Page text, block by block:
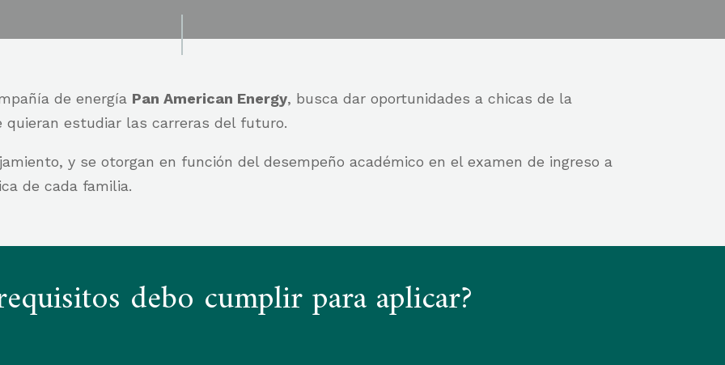
de energía Pan American Energy, busca dar oportunidades a chicas de la
estudiar las carreras del futuro.
y se otorgan en función del desempeño académico en el examen de ingreso a
de cada familia.
debo cumplir para aplicar?